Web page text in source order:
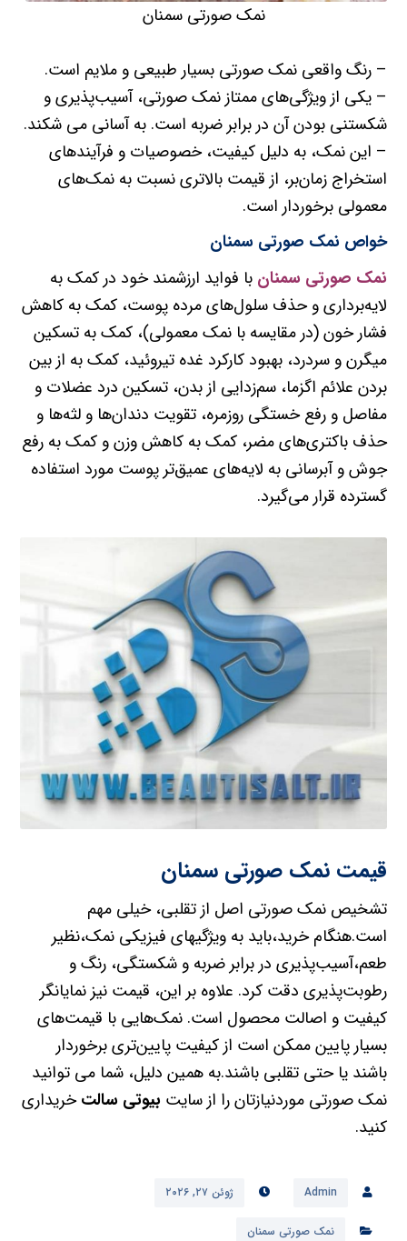
نمک صورتی سمنان
– رنگ واقعی نمک صورتی بسیار طبیعی و ملایم است.
– یکی از ویژگی‌های ممتاز نمک صورتی، آسیب‌پذیری و
شکستنی بودن آن در برابر ضربه است. به آسانی می شکند.
– این نمک، به دلیل کیفیت، خصوصیات و فرآیندهای
استخراج زمان‌بر، از قیمت بالاتری نسبت به نمک‌های
معمولی برخوردار است.
خواص نمک صورتی سمنان
نمک صورتی سمنان با فواید ارزشمند خود در کمک به
لایه‌برداری و حذف سلول‌های مرده پوست، کمک به کاهش
فشار خون (در مقایسه با نمک معمولی)، کمک به تسکین
میگرن و سردرد، بهبود کارکرد غده تیروئید، کمک به از بین
بردن علائم اگزما، سم‌زدایی از بدن، تسکین درد عضلات و
مفاصل و رفع خستگی روزمره، تقویت دندان‌ها و لثه‌ها و
حذف باکتری‌های مضر، کمک به کاهش وزن و کمک به رفع
جوش و آبرسانی به لایه‌های عمیق‌تر پوست مورد استفاده
گسترده قرار می‌گیرد.
قیمت نمک صورتی سمنان
تشخیص نمک صورتی اصل از تقلبی، خیلی مهم
است.هنگام خرید،باید به ویژگیهای فیزیکی نمک،نظیر
طعم،آسیب‌پذیری در برابر ضربه و شکستگی، رنگ و
رطوبت‌پذیری دقت کرد. علاوه بر این، قیمت نیز نمایانگر
کیفیت و اصالت محصول است. نمک‌هایی با قیمت‌های
بسیار پایین ممکن است از کیفیت پایین‌تری برخوردار
باشند یا حتی تقلبی باشند.به همین دلیل، شما می توانید
نمک صورتی موردنیازتان را از سایت بیوتی سالتخریداری
کنید.
Admin ژوئن ۲۷, ۲۰۲۶
نمک صورتی سمنان